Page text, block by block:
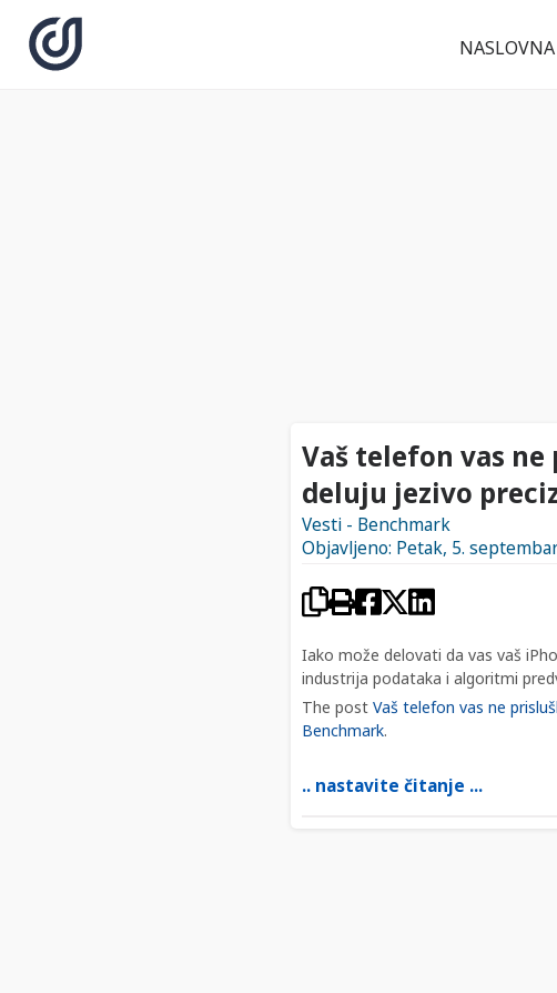
NASLOVNA
Vaš telefon vas
deluju jezivo
Vesti - Benchmark
Objavljeno: Petak, 5.
Iako može delovati da vas vaš
industrija podataka i algoritmi
The post Vaš telefon vas ne
Benchmark.
.. nastavite čitanje ...